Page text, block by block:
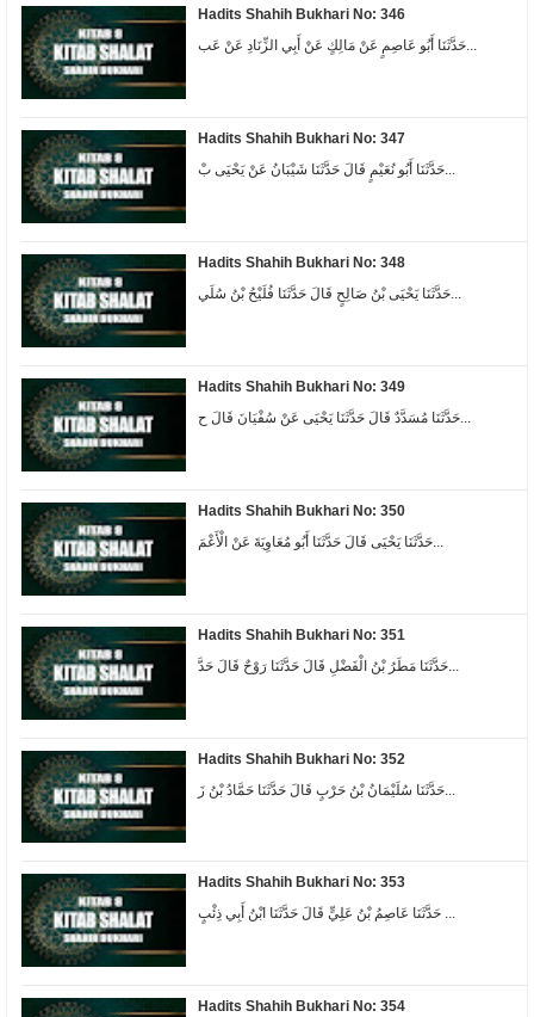
Hadits Shahih Bukhari No: 346
حَدَّثَنَا أَبُو عَاصِمٍ عَنْ مَالِكٍ عَنْ أَبِي الزِّنَادِ عَنْ عَب...
Hadits Shahih Bukhari No: 347
حَدَّثَنَا أَبُو نُعَيْمٍ قَالَ حَدَّثَنَا شَيْبَانُ عَنْ يَحْيَى بْ...
Hadits Shahih Bukhari No: 348
حَدَّثَنَا يَحْيَى بْنُ صَالِحٍ قَالَ حَدَّثَنَا فُلَيْحُ بْنُ سُلَي...
Hadits Shahih Bukhari No: 349
حَدَّثَنَا مُسَدَّدٌ قَالَ حَدَّثَنَا يَحْيَى عَنْ سُفْيَانَ قَالَ ح...
Hadits Shahih Bukhari No: 350
حَدَّثَنَا يَحْيَى قَالَ حَدَّثَنَا أَبُو مُعَاوِيَةَ عَنْ الْأَعْمَ...
Hadits Shahih Bukhari No: 351
Hadits Shahih Bukhari No: 352
Hadits Shahih Bukhari No: 353
حَدَّثَنَا عَاصِمُ بْنُ عَلِيٍّ قَالَ حَدَّثَنَا ابْنُ أَبِي ذِئْبٍ ...
Hadits Shahih Bukhari No: 354